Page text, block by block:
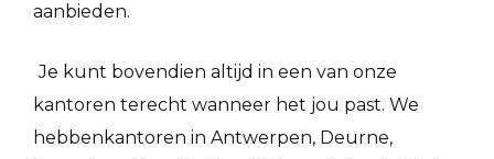
aanbieden.
Je kunt bovendien altijd in een van onze
kantoren terecht wanneer het jou past. We
hebbenkantoren in Antwerpen, Deurne,